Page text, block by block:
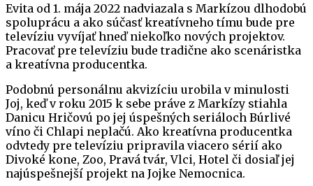
Evita od 1. mája 2022 nadviazala s Markízou dlhodobú
spoluprácu a ako súčasť kreatívneho tímu bude pre
televíziu vyvíjať hneď niekoľko nových projektov.
Pracovať pre televíziu bude tradične ako scenáristka
a kreatívna producentka.
Podobnú personálnu akvizíciu urobila v minulosti
Joj, keď v roku 2015 k sebe práve z Markízy stiahla
Danicu Hričovú po jej úspešných seriáloch Búrlivé
víno či Chlapi neplačú. Ako kreatívna producentka
odvtedy pre televíziu pripravila viacero sérií ako
Divoké kone, Zoo, Pravá tvár, Vlci, Hotel či dosiaľ jej
najúspešnejší projekt na Jojke Nemocnica.